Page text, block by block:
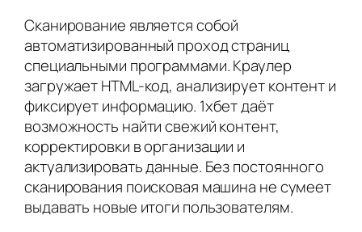
Сканирование является собой
автоматизированный проход страниц
специальными программами. Краулер
загружает HTML-код, анализирует контент и
фиксирует информацию. 1хбет даёт
возможность найти свежий контент,
корректировки в организации и
актуализировать данные. Без постоянного
сканирования поисковая машина не сумеет
выдавать новые итоги пользователям.